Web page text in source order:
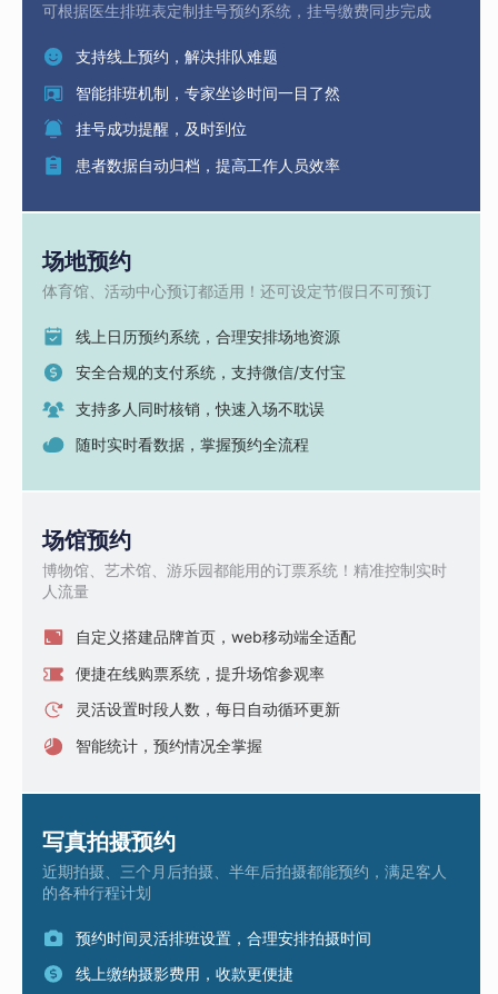
可根据医生排班表定制挂号预约系统，挂号缴费同步完成
支持线上预约，解决排队难题
智能排班机制，专家坐诊时间一目了然
挂号成功提醒，及时到位
患者数据自动归档，提高工作人员效率
场地预约
体育馆、活动中心预订都适用！还可设定节假日不可预订
线上日历预约系统，合理安排场地资源
安全合规的支付系统，支持微信/支付宝
支持多人同时核销，快速入场不耽误
随时实时看数据，掌握预约全流程
场馆预约
博物馆、艺术馆、游乐园都能用的订票系统！精准控制实时
人流量
自定义搭建品牌首页，web移动端全适配
便捷在线购票系统，提升场馆参观率
灵活设置时段人数，每日自动循环更新
智能统计，预约情况全掌握
写真拍摄预约
近期拍摄、三个月后拍摄、半年后拍摄都能预约，满足客人
的各种行程计划
预约时间灵活排班设置，合理安排拍摄时间
线上缴纳摄影费用，收款更便捷